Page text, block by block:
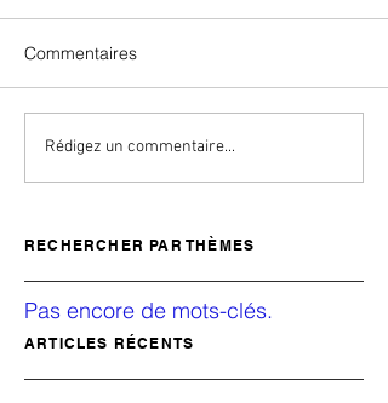
Commentaires
Rédigez un commentaire...
RECHERCHER PAR THÈMES
Pas encore de mots-clés.
ARTICLES RÉCENTS